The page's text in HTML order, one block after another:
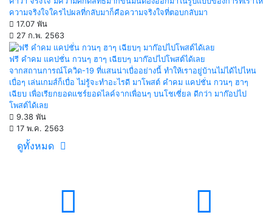
ความจริงใจใครไปผลที่กลับมาก็คือความจริงใจที่ตอบกลับมา
17.07 พัน
27 ก.พ. 2563
ฟรี คำคม แคปชั่น กวนๆ ฮาๆ เฉียบๆ มาก๊อปไปโพสต์ได้เลย
จากสถานการณ์โควิด-19 ที่แสนน่าเบื่ออย่างนี้ ทำให้เราอยู่บ้านไม่ได้ไปไหน
เบื่อๆ เล่นเกมส์ก็เบื่อ ไม่รู้จะทำอะไรดี มาโพสต์ คำคม แคปชั่น กวนๆ ฮาๆ
เฉียบ เพื่อเรียกยอดแชร์ยอดไลค์จากเพื่อนๆ บนโชเซี่ยล ดีกว่า มาก๊อปไป
โพสต์ได้เลย
9.38 พัน
17 พ.ค. 2563
ดูทั้งหมด